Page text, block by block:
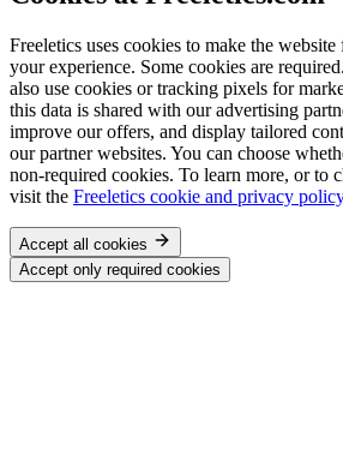
Freeletics uses cookies to make the
your experience. Some cookies are
also use cookies or tracking pixels for
this data is shared with our advertising
improve our offers, and display tailored
our partner websites. You can choose
non-required cookies. To learn more, or to
visit the Freeletics cookie and privacy policy
Accept all cookies
Accept only required cookies